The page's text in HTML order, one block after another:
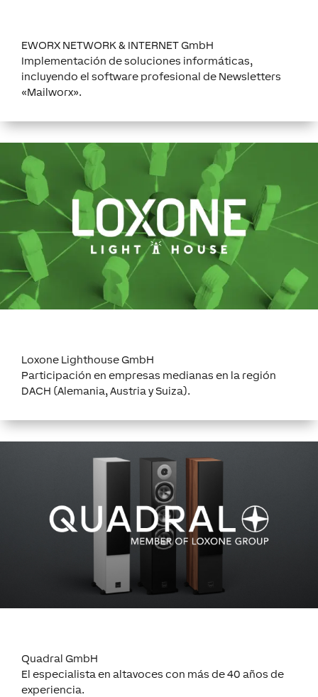
EWORX NETWORK & INTERNET GmbH
Implementación de soluciones informáticas,
incluyendo el software profesional de Newsletters
«Mailworx».
Loxone Lighthouse GmbH
Participación en empresas medianas en la región
DACH (Alemania, Austria y Suiza).
Quadral GmbH
El especialista en altavoces con más de 40 años de
experiencia.